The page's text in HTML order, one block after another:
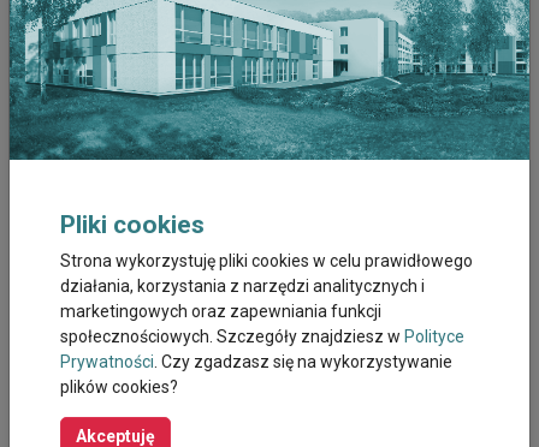
Lipiec 2023
Czerwiec 2023
Maj 2023
Marzec 2023
Luty 2023
Styczeń 2023
Grudzień 2022
Pliki cookies
Strona wykorzystuję pliki cookies w celu prawidłowego
działania, korzystania z narzędzi analitycznych i
marketingowych oraz zapewniania funkcji
społecznościowych. Szczegóły znajdziesz w Polityce
Prywatności . Czy zgadzasz się na wykorzystywanie
plików cookies?
Akceptuję